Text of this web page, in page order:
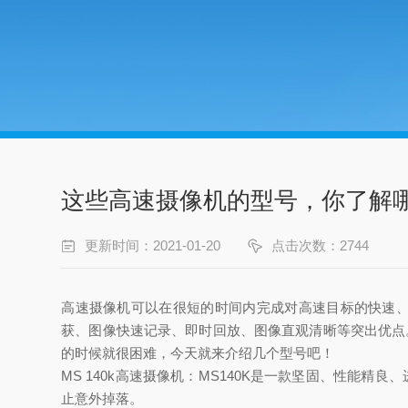
这些高速摄像机的型号，你了解
更新时间：2021-01-20 点击次数：2744
高速摄像机可以在很短的时间内完成对高速目标的快速
获、图像快速记录、即时回放、图像直观清晰等突出优
的时候就很困难，今天就来介绍几个型号吧！
MS 140k高速摄像机： MS140K是一款坚固、性能精良
止意外掉落。